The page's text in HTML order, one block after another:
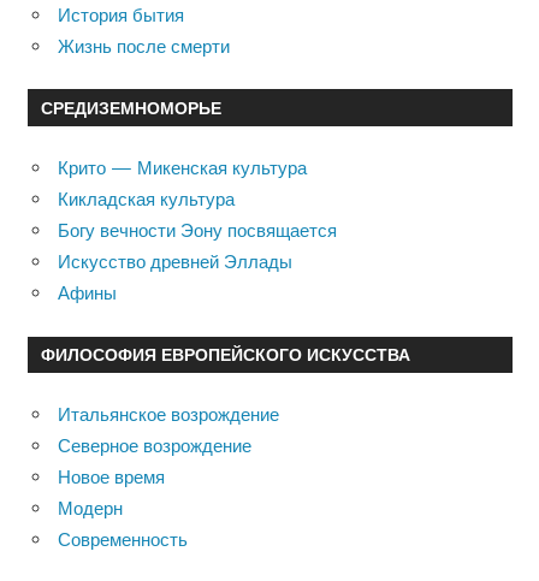
История бытия
Жизнь после смерти
СРЕДИЗЕМНОМОРЬЕ
Крито — Микенская культура
Кикладская культура
Богу вечности Эону посвящается
Искусство древней Эллады
Афины
ФИЛОСОФИЯ ЕВРОПЕЙСКОГО ИСКУССТВА
Итальянское возрождение
Северное возрождение
Новое время
Модерн
Современность